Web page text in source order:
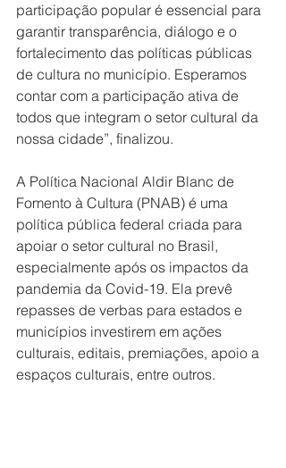
participação popular é essencial para
garantir transparência, diálogo e o
fortalecimento das políticas públicas
de cultura no município. Esperamos
contar com a participação ativa de
todos que integram o setor cultural da
nossa cidade”, finalizou.
A Política Nacional Aldir Blanc de
Fomento à Cultura (PNAB) é uma
política pública federal criada para
apoiar o setor cultural no Brasil,
especialmente após os impactos da
pandemia da Covid-19. Ela prevê
repasses de verbas para estados e
municípios investirem em ações
culturais, editais, premiações, apoio a
espaços culturais, entre outros.